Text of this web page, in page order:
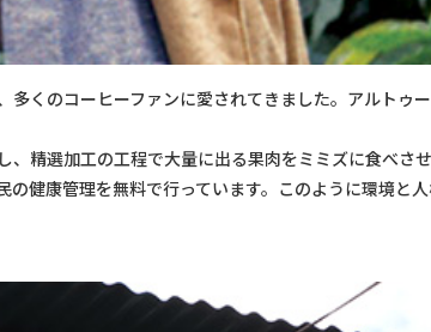
くのコーヒーファンに愛されてきました。アルトゥ
精選加工の工程で大量に出る果肉をミミズに食べさ
健康管理を無料で行っています。このように環境と